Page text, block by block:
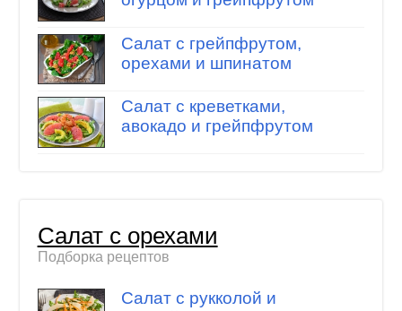
Салат с грейпфрутом,
орехами и шпинатом
Салат с креветками,
авокадо и грейпфрутом
Салат с орехами
Подборка рецептов
Салат с рукколой и